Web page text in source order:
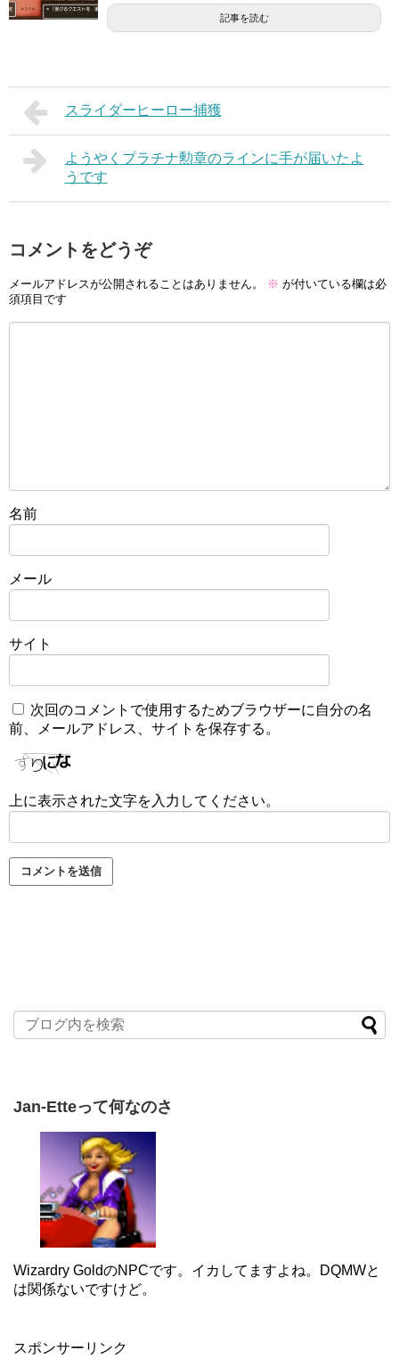
記事を読む
スライダーヒーロー捕獲
ようやくプラチナ勲章のラインに手が届いたよ
うです
コメントをどうぞ
メールアドレスが公開されることはありません。 ※ が付いている欄は必
須項目です
名前
メール
サイト
次回のコメントで使用するためブラウザーに自分の名
前、メールアドレス、サイトを保存する。
上に表示された文字を入力してください。
Jan-Etteって何なのさ
Wizardry GoldのNPCです。イカしてますよね。DQMWと
は関係ないですけど。
スポンサーリンク